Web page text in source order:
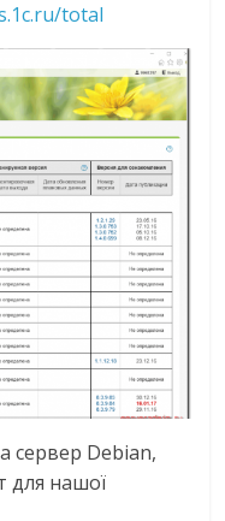
total
сервер Debian,
для нашої